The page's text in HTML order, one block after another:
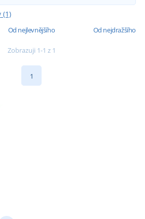
(1)
Od nejlevnějšího Od nejdražšího
Zobrazuji 1-1 z 1
1